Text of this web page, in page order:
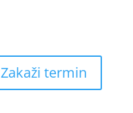
Zakaži termin